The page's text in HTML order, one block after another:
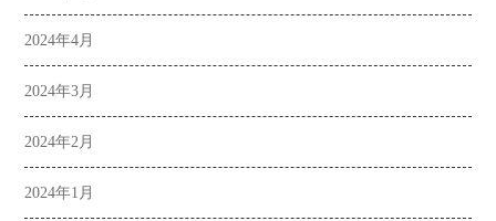
2024年4月
2024年3月
2024年2月
2024年1月